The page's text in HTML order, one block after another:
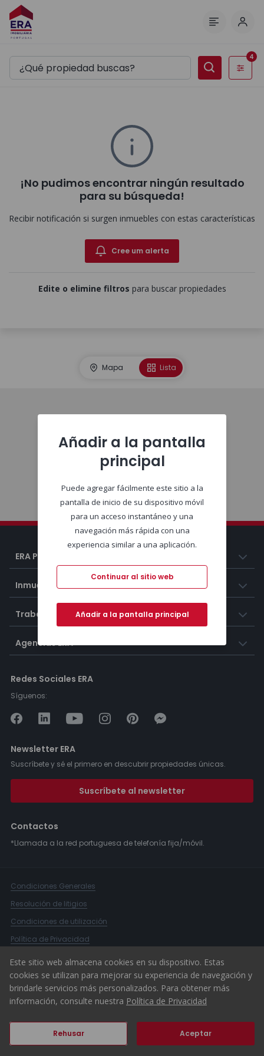
Filtros
4
¡No pudimos encontrar ningún resultado
para su búsqueda!
Recibir notificación si surgen inmuebles con estas características
Cree um alerta
Edite o elimine filtros para buscar propiedades
Mapa Lista
ERA Portugal
Inmuebles
Trabaja con nosotros
Agencias ERA
Redes Sociales ERA
Síguenos:
Newsletter ERA
Suscríbete y sé el primero en descubrir propiedades únicas.
Suscríbete al newsletter
Contactos
*Llamada a la red portuguesa de telefonía fija/móvil.
Condiciones Generales
Resolución de litigios
Condiciones de utilización
Política de Privacidad
Libro de Reclamaciones
Canal Denuncias
© 2026 ERA Portugal
Este sitio web almacena cookies en su dispositivo. Estas
cookies se utilizan para mejorar su experiencia de navegación y
brindarle servicios más personalizados. Para obtener más
información, consulte nuestra Política de Privacidad
Rehusar Aceptar
Añadir a la pantalla
principal
Puede agregar fácilmente este sitio a la
pantalla de inicio de su dispositivo móvil
para un acceso instantáneo y una
navegación más rápida con una
experiencia similar a una aplicación.
Continuar al sitio web
Añadir a la pantalla principal